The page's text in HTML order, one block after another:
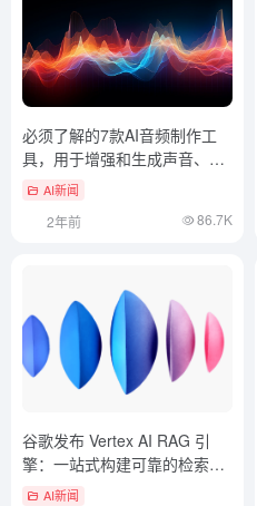
必须了解的7款AI音频制作工
具，用于增强和生成声音、语
音及音乐
AI新闻
2年前 86.7K
谷歌发布 Vertex AI RAG 引
擎：一站式构建可靠的检索增
强生成应用
AI新闻